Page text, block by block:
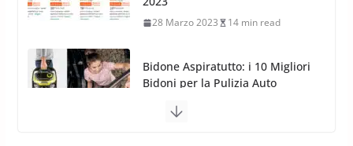
28 Marzo 2023 14 min read
Bidone Aspiratutto: i 10 Migliori
Bidoni per la Pulizia Auto
6 Maggio 2022